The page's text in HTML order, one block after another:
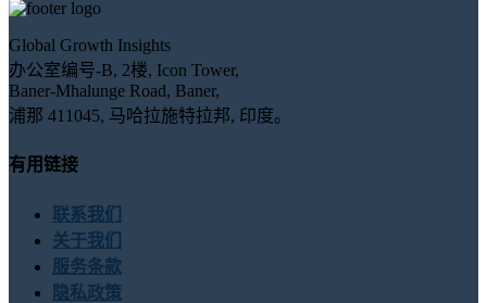
Global Growth Insights
办公室编号-B, 2楼, Icon Tower,
Baner-Mhalunge Road, Baner,
浦那 411045, 马哈拉施特拉邦, 印度。
有用链接
联系我们
关于我们
服务条款
隐私政策